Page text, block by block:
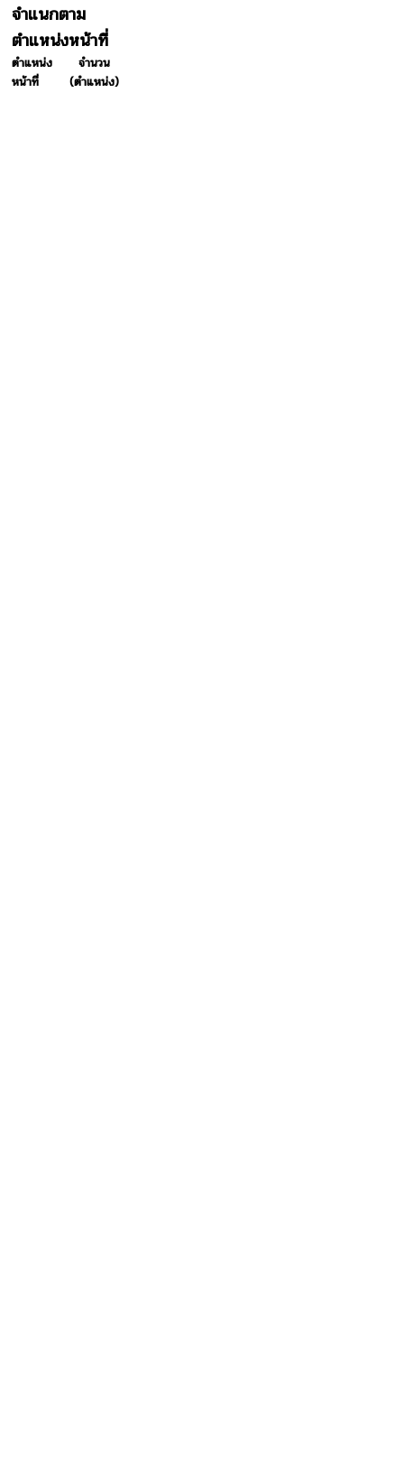
จำแนกตาม
ตำแหน่งหน้าที่
ตำแหน่ง
หน้าที่
จำนวน
(ตำแหน่ง)